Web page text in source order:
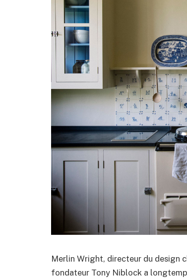
Merlin Wright, directeur du design
fondateur Tony Niblock a